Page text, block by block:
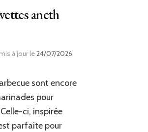
aneth
à jour le24/07/2026
sont encore
pour
ci, inspirée
parfaite pour